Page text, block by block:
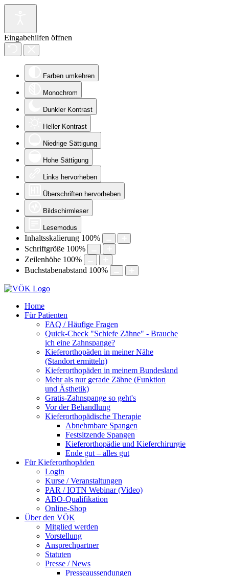
Eingabehilfen öffnen
Farben umkehren
Monochrom
Dunkler Kontrast
Heller Kontrast
Niedrige Sättigung
Hohe Sättigung
Links hervorheben
Überschriften hervorheben
Bildschirmleser
Lesemodus
Inhaltsskalierung 100%
Schriftgröße 100%
Zeilenhöhe 100%
Buchstabenabstand 100%
Home
Für Patienten
FAQ / Häufige Fragen
Quick-Check "Schiefe Zähne" - Brauche
ich eine Zahnspange?
Kieferorthopäden in meiner Nähe
(Standort ermitteln)
Kieferorthopäden in meinem Bundesland
Mehr als nur gerade Zähne (Funktion
und Ästhetik)
Gratis-Zahnspange so geht's
Vor der Behandlung
Kieferorthopädische Therapie
Abnehmbare Spangen
Festsitzende Spangen
Kieferorthopädie und Kieferchirurgie
Ende gut – alles gut
Für Kieferorthopäden
Login
Kurse / Veranstaltungen
PAR / IOTN Webinar (Video)
ABO-Qualifikation
Online-Shop
Über den VÖK
Mitglied werden
Vorstellung
Ansprechpartner
Statuten
Presse / News
Presseaussendungen